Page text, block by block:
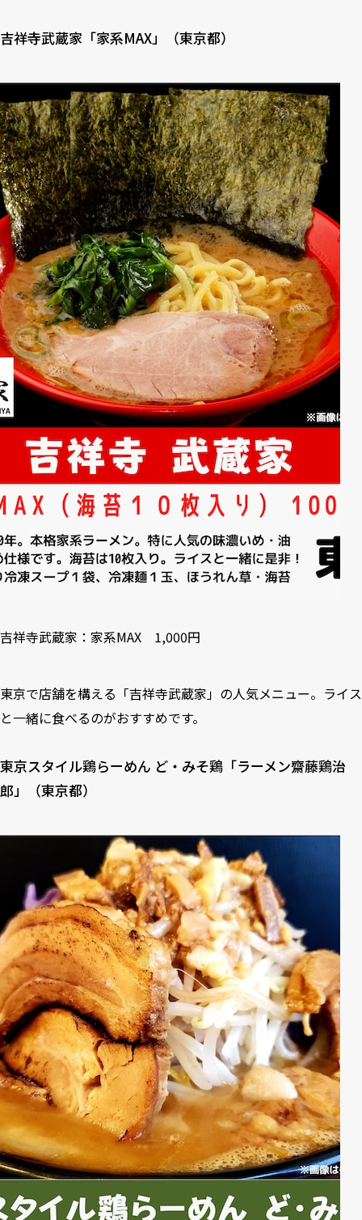
吉祥寺武蔵家「家系MAX」（東京都）
吉祥寺武蔵家：家系MAX 1,000円
東京で店舗を構える「吉祥寺武蔵家」の人気メニュー。ライス
と一緒に食べるのがおすすめです。
東京スタイル鶏らーめん ど・みそ鶏「ラーメン齋藤鶏治
郎」（東京都）